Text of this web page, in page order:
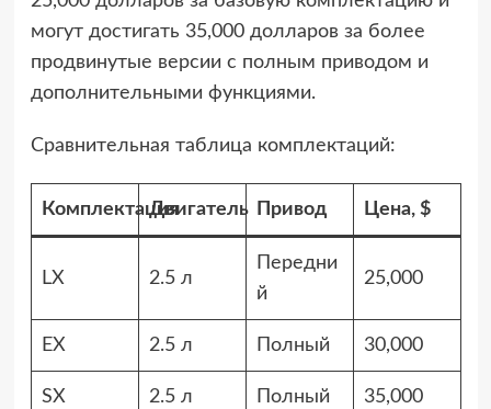
могут достигать 35,000 долларов за более
продвинутые версии с полным приводом и
дополнительными функциями.
Сравнительная таблица комплектаций:
КомплектацияДвигатель Привод Цена, $
LX 2.5 л
Передни
й
25,000
EX 2.5 л Полный 30,000
SX 2.5 л Полный 35,000